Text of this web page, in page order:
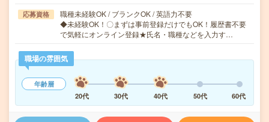
応募資格
職種未経験OK / ブランクOK / 英語力不要
◆未経験OK！〇まずは事前登録だけでもOK！履歴書不要
で気軽にオンライン登録★氏名・職種などを入力す…
職場の雰囲気
年齢層
20代
30代 40代 50代 60代